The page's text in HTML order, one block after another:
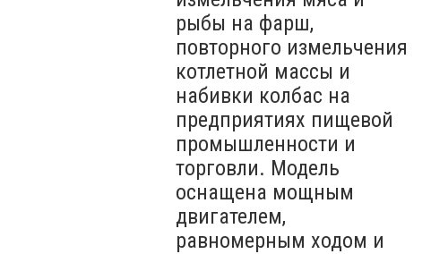
рыбы на фарш,
повторного измельчения
котлетной массы и
набивки колбас на
предприятиях пищевой
промышленности и
торговли. Модель
оснащена мощным
двигателем,
равномерным ходом и